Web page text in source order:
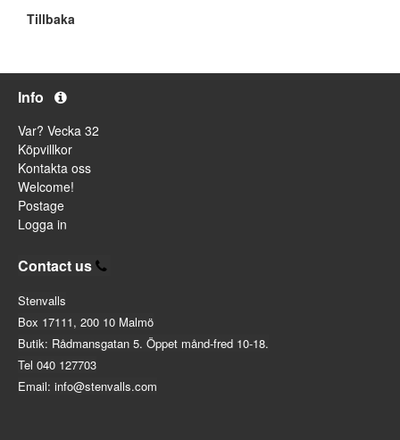
Tillbaka
Info
Var? Vecka 32
Köpvillkor
Kontakta oss
Welcome!
Postage
Logga in
Contact us
Stenvalls
Box 17111, 200 10 Malmö
Butik: Rådmansgatan 5. Öppet månd-fred 10-18.
Tel 040 127703
Email: info@stenvalls.com